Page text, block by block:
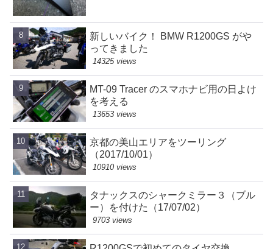
新しいバイク！ BMW R1200GS がや
ってきました
14325 views
MT-09 Tracer のスマホナビ用の日よけ
を考える
13653 views
京都の美山エリアをツーリング
（2017/10/01）
10910 views
タナックスのシャークミラー３（ブル
ー）を付けた（17/07/02）
9703 views